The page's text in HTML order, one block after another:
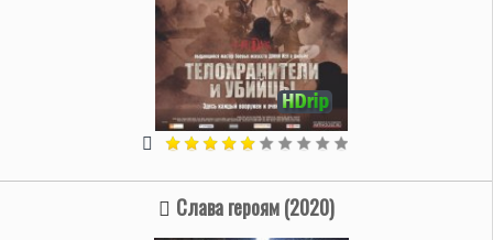
Слава героям (2020)